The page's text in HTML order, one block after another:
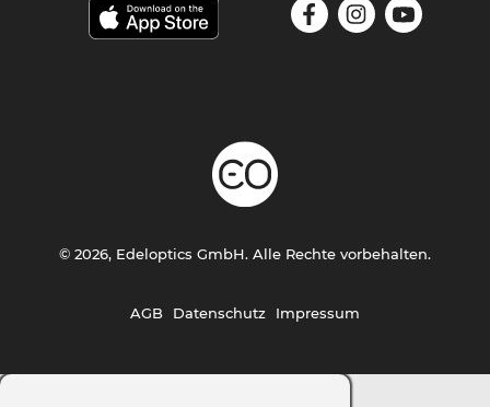
AGB Datenschutz Impressum
© 2026, Edeloptics GmbH. Alle Rechte vorbehalten.